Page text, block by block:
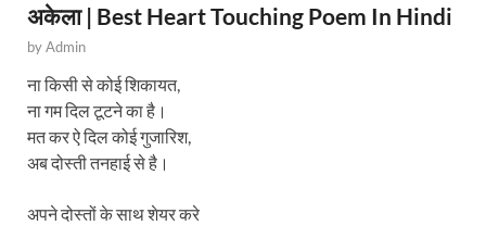
अकेला | Best Heart Touching Poem In Hindi
byAdmin
ना किसी से कोई शिकायत,
ना गम दिल टूटने का है।
मत कर ऐ दिल कोई गुजारिश,
अब दोस्ती तनहाई से है।
अपने दोस्तों के साथ शेयर करे